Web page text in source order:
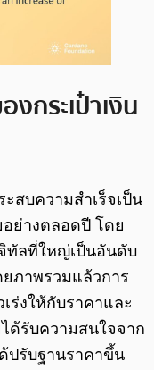
กระเป๋าเงิน
สบความสำเร็จเป็น
อย่างตลอดปี โดย
ทัลที่ใหญ่เป็นอันดับ
ภาพรวมแล้วการ
ร่งให้กับราคาและ
ด้รับความสนใจจาก
ปรับฐานราคาขึ้น